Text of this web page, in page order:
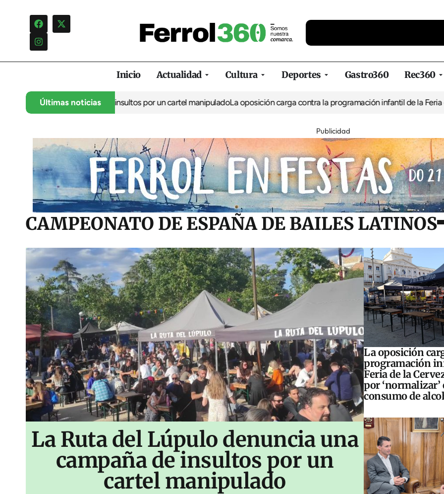
Inicio Actualidad Cultura Deportes Gastro360 Rec360
Últimas noticias
una campaña de insultos por un cartel manipuladoLa oposición carga contra la programación infantil de la Feria de la
Publicidad
CAMPEONATO DE ESPAÑA DE BAILES LATINOS
La Ruta del Lúpulo denuncia una
campaña de insultos por un
cartel manipulado
La oposición
programación
Feria de la
por ‘normalizar’
consumo de